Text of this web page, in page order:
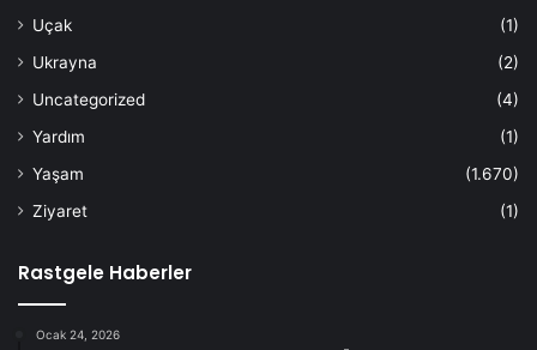
Uçak
(1)
Ukrayna
(2)
Uncategorized
(4)
Yardım
(1)
Yaşam
(1.670)
Ziyaret
(1)
Rastgele Haberler
Ocak 24, 2026